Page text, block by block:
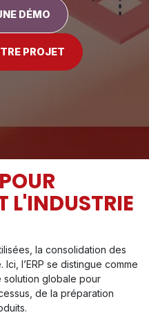
DÉMO
PROJET
L'INDUSTRIE
la consolidation des
l’ERP se distingue comme
solution globale pour
de la préparation